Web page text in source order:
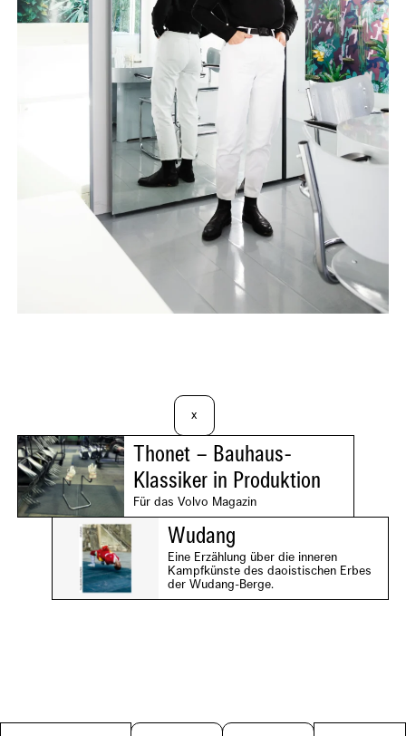
x
Thonet – Bauhaus-
Klassiker in Produktion
Für das Volvo Magazin
Wudang
Eine Erzählung über die inneren
Kampfkünste des daoistischen Erbes
der Wudang-Berge.